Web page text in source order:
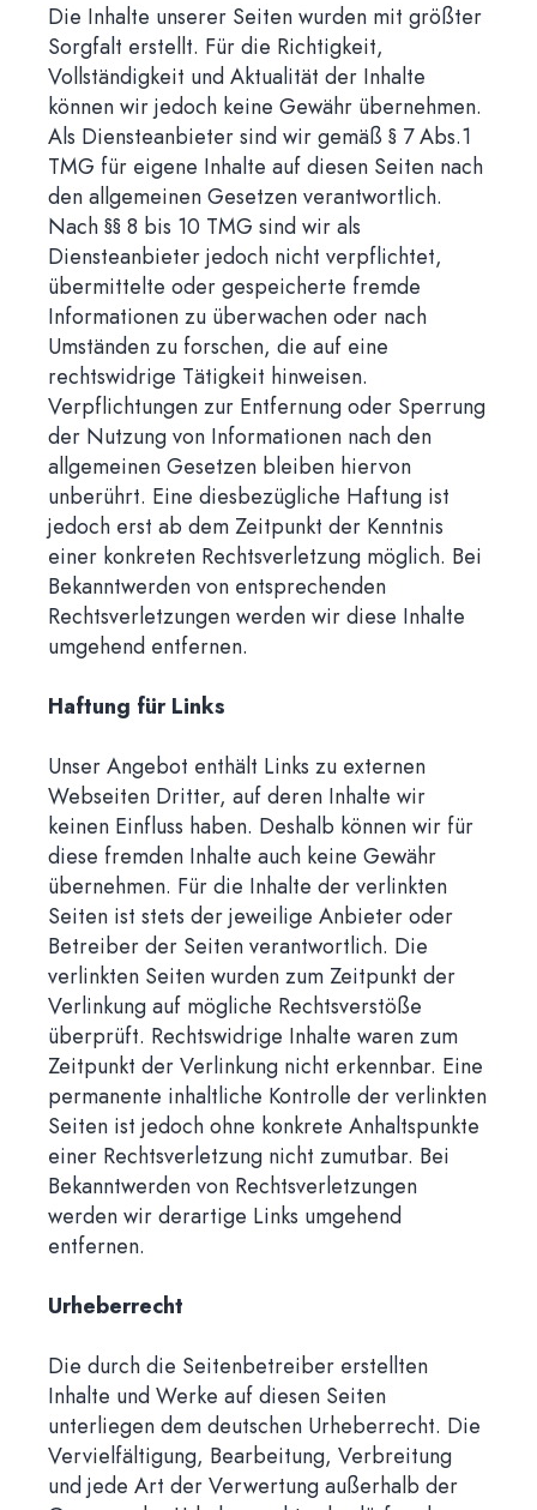
Die Inhalte unserer Seiten wurden mit größter
Sorgfalt erstellt. Für die Richtigkeit,
Vollständigkeit und Aktualität der Inhalte
können wir jedoch keine Gewähr übernehmen.
Als Diensteanbieter sind wir gemäß § 7 Abs.1
TMG für eigene Inhalte auf diesen Seiten nach
den allgemeinen Gesetzen verantwortlich.
Nach §§ 8 bis 10 TMG sind wir als
Diensteanbieter jedoch nicht verpflichtet,
übermittelte oder gespeicherte fremde
Informationen zu überwachen oder nach
Umständen zu forschen, die auf eine
rechtswidrige Tätigkeit hinweisen.
Verpflichtungen zur Entfernung oder Sperrung
der Nutzung von Informationen nach den
allgemeinen Gesetzen bleiben hiervon
unberührt. Eine diesbezügliche Haftung ist
jedoch erst ab dem Zeitpunkt der Kenntnis
einer konkreten Rechtsverletzung möglich. Bei
Bekanntwerden von entsprechenden
Rechtsverletzungen werden wir diese Inhalte
umgehend entfernen.
Haftung für Links
Unser Angebot enthält Links zu externen
Webseiten Dritter, auf deren Inhalte wir
keinen Einfluss haben. Deshalb können wir für
diese fremden Inhalte auch keine Gewähr
übernehmen. Für die Inhalte der verlinkten
Seiten ist stets der jeweilige Anbieter oder
Betreiber der Seiten verantwortlich. Die
verlinkten Seiten wurden zum Zeitpunkt der
Verlinkung auf mögliche Rechtsverstöße
überprüft. Rechtswidrige Inhalte waren zum
Zeitpunkt der Verlinkung nicht erkennbar. Eine
permanente inhaltliche Kontrolle der verlinkten
Seiten ist jedoch ohne konkrete Anhaltspunkte
einer Rechtsverletzung nicht zumutbar. Bei
Bekanntwerden von Rechtsverletzungen
werden wir derartige Links umgehend
entfernen.
Urheberrecht
Die durch die Seitenbetreiber erstellten
Inhalte und Werke auf diesen Seiten
unterliegen dem deutschen Urheberrecht. Die
Vervielfältigung, Bearbeitung, Verbreitung
und jede Art der Verwertung außerhalb der